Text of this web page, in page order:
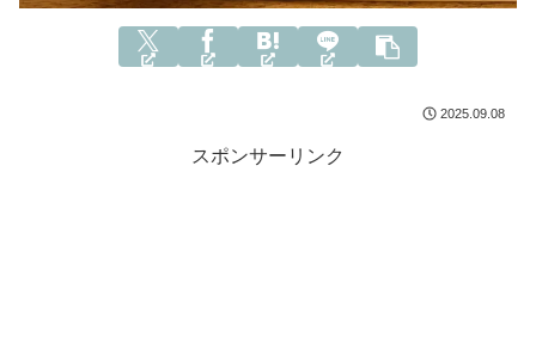
2025.09.08
スポンサーリンク